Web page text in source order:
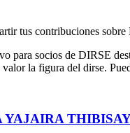
tus contribuciones
para socios de DIRSE
la figura del dirse.
YAJAIRA